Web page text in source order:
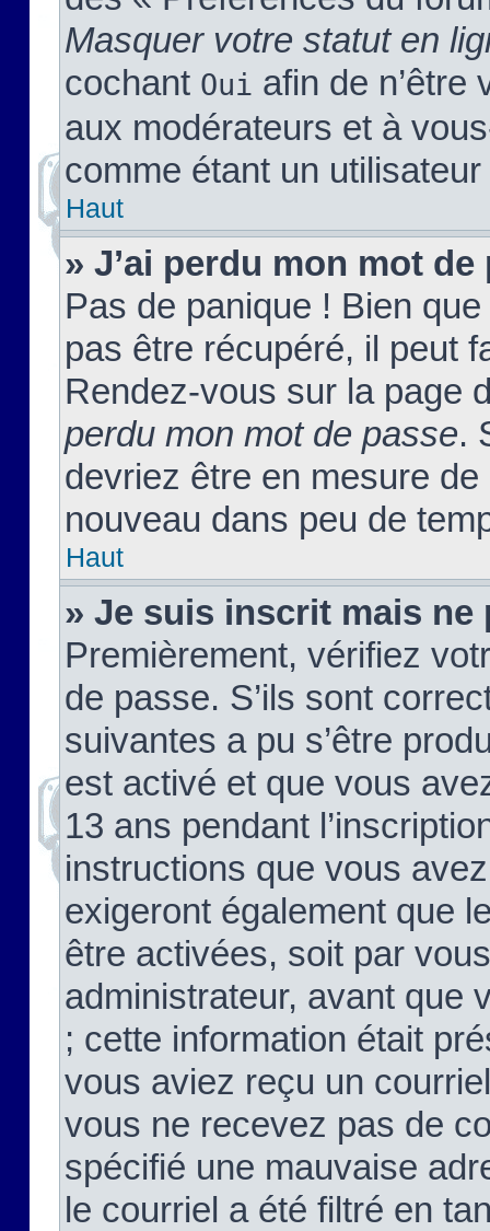
Masquer votre statut en
cochant Oui afin de n’être
aux modérateurs et à
comme étant un
Haut
» J’ai perdu mon mot de
Pas de panique ! Bien
pas être récupéré, il peut
Rendez-vous sur la page
perdu mon mot de passe.
devriez être en mesure
nouveau dans peu de
Haut
» Je suis inscrit mais ne
Premièrement, vérifiez
de passe. S’ils sont
suivantes a pu s’être
est activé et que vous
13 ans pendant
instructions que vous
exigeront également que
être activées, soit par
administrateur, avant que
; cette information était
vous aviez reçu un
vous ne recevez pas de
spécifié une mauvaise
le courriel a été filtré en